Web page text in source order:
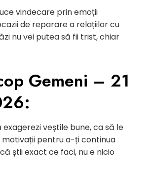
vindecare prin emoții
de reparare a relațiilor cu
nu vei putea să fii trist, chiar
Gemeni – 21
veștile bune, ca să le
pentru a-ți continua
știi exact ce faci, nu e nicio